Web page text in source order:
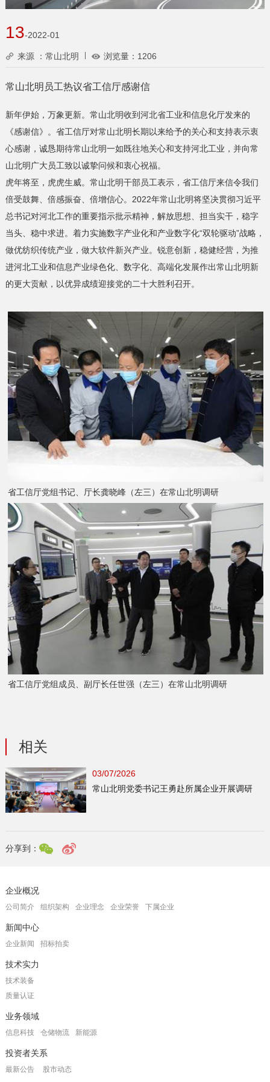
13-2022-01
来源 ：常山北明 浏览量： 1206
常山北明员工热议省工信厅感谢信
新年伊始，万象更新。常山北明收到河北省工业和信息化厅发来的
《感谢信》。省工信厅对常山北明长期以来给予的关心和支持表示衷
心感谢，诚恳期待常山北明一如既往地关心和支持河北工业，并向常
山北明广大员工致以诚挚问候和衷心祝福。
虎年将至，虎虎生威。常山北明干部员工表示，省工信厅来信令我们
倍受鼓舞、倍感振奋、倍增信心。2022年常山北明将坚决贯彻习近平
总书记对河北工作的重要指示批示精神，解放思想、担当实干，稳字
当头、稳中求进。着力实施数字产业化和产业数字化“双轮驱动”战略，
做优纺织传统产业，做大软件新兴产业。锐意创新，稳健经营，为推
进河北工业和信息产业绿色化、数字化、高端化发展作出常山北明新
的更大贡献，以优异成绩迎接党的二十大胜利召开。
省工信厅党组书记、厅长龚晓峰（左三）在常山北明调研
省工信厅党组成员、副厅长任世强（左三）在常山北明调研
相关
03/07/2026
常山北明党委书记王勇赴所属企业开展调研
分享到：
企业概况
公司简介 组织架构 企业理念 企业荣誉 下属企业
新闻中心
企业新闻 招标拍卖
技术实力
技术装备
质量认证
业务领域
信息科技 仓储物流 新能源
投资者关系
最新公告 股市动态